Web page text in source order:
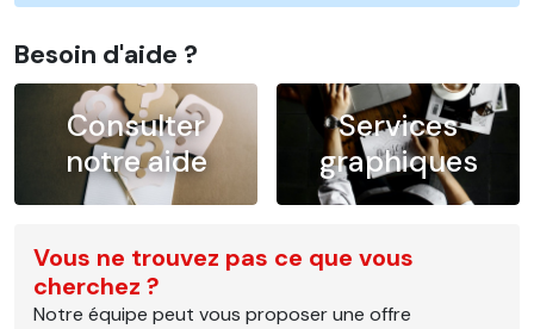
Besoin d'aide ?
Consulter
notre aide
Services
graphiques
Vous ne trouvez pas ce que vous
cherchez ?
Notre équipe peut vous proposer une offre